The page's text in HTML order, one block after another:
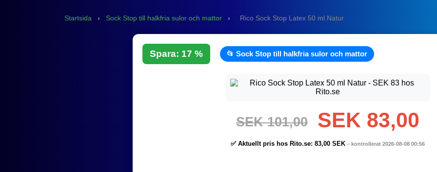
Startsida › Sock Stop till halkfria sulor och mattor › Rico Sock Stop Latex 50 ml Natur
Spara: 17 % 📂 Sock Stop till halkfria sulor och mattor
SEK 101,00 SEK 83,00
✅ Aktuellt pris hos Rito.se: 83,00 SEK – kontrollerat 2026-08-08 00:56